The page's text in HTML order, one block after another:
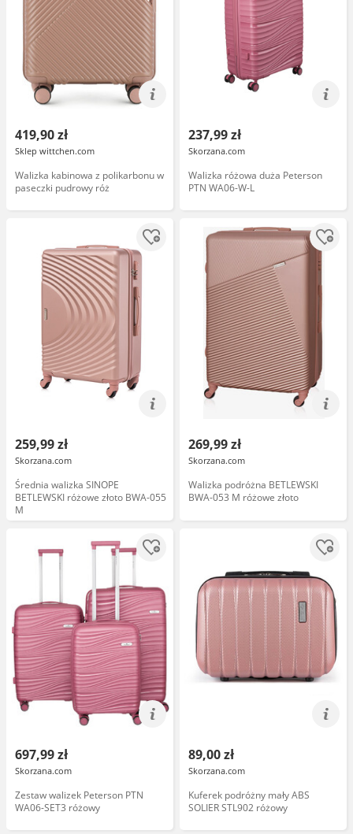
419,90 zł
Sklep wittchen.com
Walizka kabinowa z polikarbonu w
paseczki pudrowy róż
237,99 zł
Skorzana.com
Walizka różowa duża Peterson
PTN WA06-W-L
259,99 zł
Skorzana.com
Średnia walizka SINOPE
BETLEWSKI różowe złoto BWA-055
M
269,99 zł
Skorzana.com
Walizka podróżna BETLEWSKI
BWA-053 M różowe złoto
697,99 zł
Skorzana.com
Zestaw walizek Peterson PTN
WA06-SET3 różowy
89,00 zł
Skorzana.com
Kuferek podróżny mały ABS
SOLIER STL902 różowy